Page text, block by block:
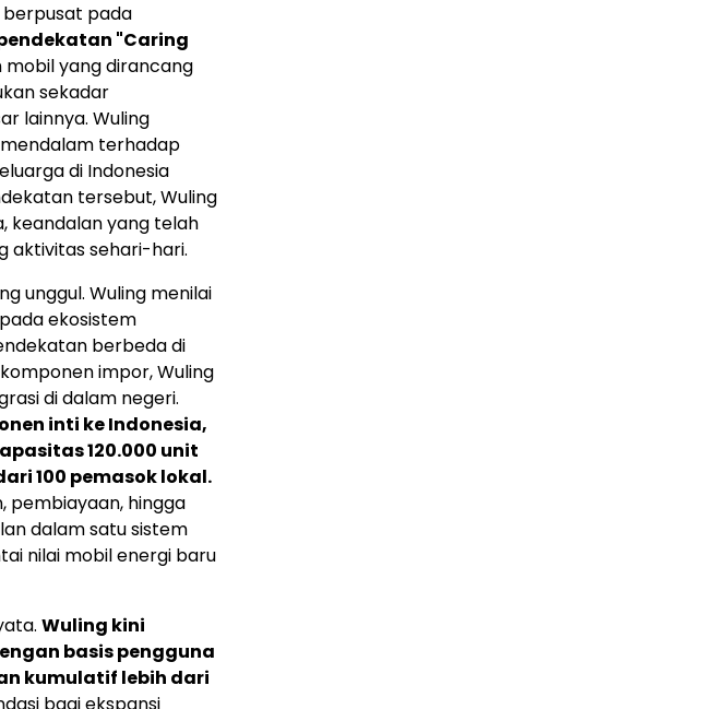
berpusat pada
"Caring
mobil yang dirancang
sekadar
lainnya. Wuling
terhadap
di Indonesia
tersebut, Wuling
keandalan yang telah
aktivitas sehari-hari.
unggul. Wuling menilai
ekosistem
berbeda di
impor, Wuling
di dalam negeri.
inti ke Indonesia,
120.000 unit
100 pemasok lokal.
pembiayaan, hingga
dalam satu sistem
nilai mobil energi baru
Wuling kini
basis pengguna
kumulatif lebih dari